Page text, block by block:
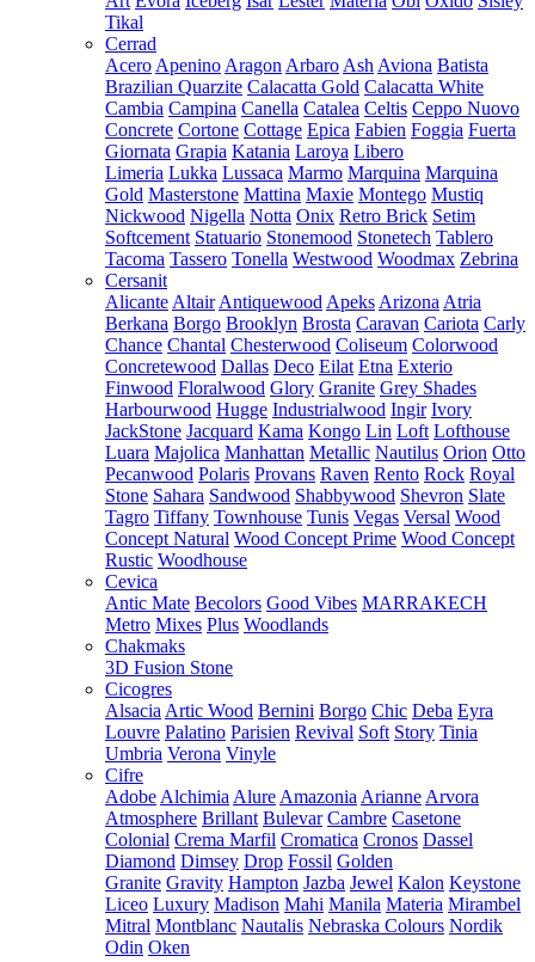
Tikal
Cerrad
Acero Apenino Aragon Arbaro Ash Aviona Batista
Brazilian Quarzite Calacatta Gold Calacatta White
Cambia Campina Canella Catalea Celtis Ceppo Nuovo
Concrete Cortone Cottage Epica Fabien Foggia Fuerta
Giornata Grapia Katania Laroya Libero
Limeria Lukka Lussaca Marmo Marquina Marquina
Gold Masterstone Mattina Maxie Montego Mustiq
Nickwood Nigella Notta Onix Retro Brick Setim
Softcement Statuario Stonemood Stonetech Tablero
Tacoma Tassero Tonella Westwood Woodmax Zebrina
Cersanit
Alicante Altair Antiquewood Apeks Arizona Atria
Berkana Borgo Brooklyn Brosta Caravan Cariota Carly
Chance Chantal Chesterwood Coliseum Colorwood
Concretewood Dallas Deco Eilat Etna Exterio
Finwood Floralwood Glory Granite Grey Shades
Harbourwood Hugge Industrialwood Ingir Ivory
JackStone Jacquard Kama Kongo Lin Loft Lofthouse
Luara Majolica Manhattan Metallic Nautilus Orion Otto
Pecanwood Polaris Provans Raven Rento Rock Royal
Stone Sahara Sandwood Shabbywood Shevron Slate
Tagro Tiffany Townhouse Tunis Vegas Versal Wood
Concept Natural Wood Concept Prime Wood Concept
Rustic Woodhouse
Cevica
Antic Mate Becolors Good Vibes MARRAKECH
Metro Mixes Plus Woodlands
Chakmaks
3D Fusion Stone
Cicogres
Alsacia Artic Wood Bernini Borgo Chic Deba Eyra
Louvre Palatino Parisien Revival Soft Story Tinia
Umbria Verona Vinyle
Cifre
Adobe Alchimia Alure Amazonia Arianne Arvora
Atmosphere Brillant Bulevar Cambre Casetone
Colonial Crema Marfil Cromatica Cronos Dassel
Diamond Dimsey Drop Fossil Golden
Granite Gravity Hampton Jazba Jewel Kalon Keystone
Liceo Luxury Madison Mahi Manila Materia Mirambel
Mitral Montblanc Nautalis Nebraska Colours Nordik
Odin Oken